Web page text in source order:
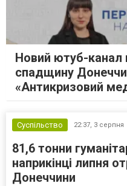
Новий ютуб-канал
спадщину
«Антикризовий
Суспільство 22:37, 3 серпня
81,6 тонни
наприкінці липня
Донеччини